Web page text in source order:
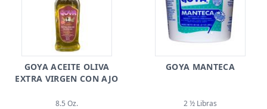
GOYA ACEITE OLIVA
EXTRA VIRGEN CON AJO
8.5 Oz.
GOYA MANTECA
2 ½ Libras